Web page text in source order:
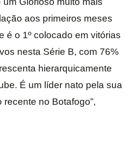
aos primeiros meses
é o 1º colocado em vitórias
nesta Série B, com 76%
hierarquicamente
É um líder nato pela sua
recente no Botafogo”,